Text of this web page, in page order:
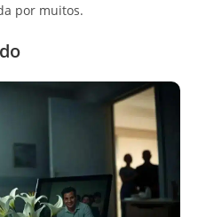
por muitos.